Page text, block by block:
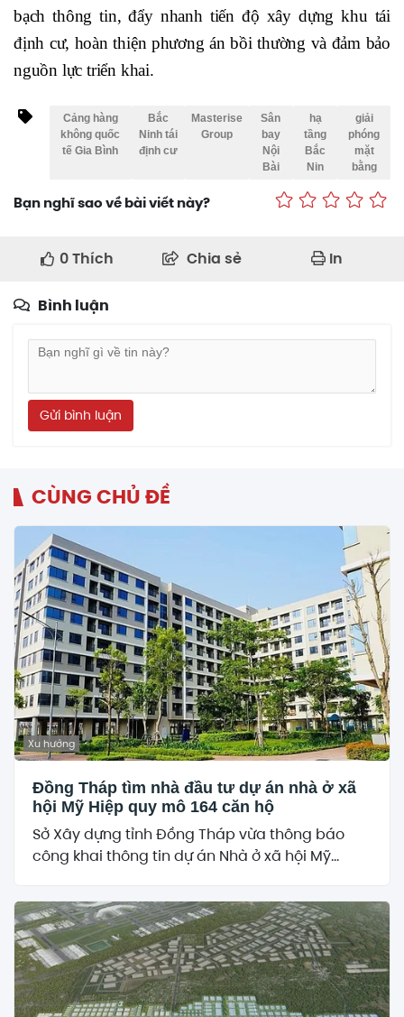
bạch thông tin, đẩy nhanh tiến độ xây dựng khu tái
định cư, hoàn thiện phương án bồi thường và đảm bảo
nguồn lực triển khai.
Cảng hàng
không quốc
tế Gia Bình
Bắc
Ninh tái
định cư
Masterise
Group
Sân
bay
Nội
Bài
hạ
tầng
Bắc
Nin
giải
phóng
mặt
bằng
Bạn nghĩ sao về bài viết này?
0Thích Chia sẻ In
Bình luận
Gửi bình luận
CÙNG CHỦ ĐỀ
Xu hướng
Đồng Tháp tìm nhà đầu tư dự án nhà ở xã
hội Mỹ Hiệp quy mô 164 căn hộ
Sở Xây dựng tỉnh Đồng Tháp vừa thông báo
công khai thông tin dự án Nhà ở xã hội Mỹ...